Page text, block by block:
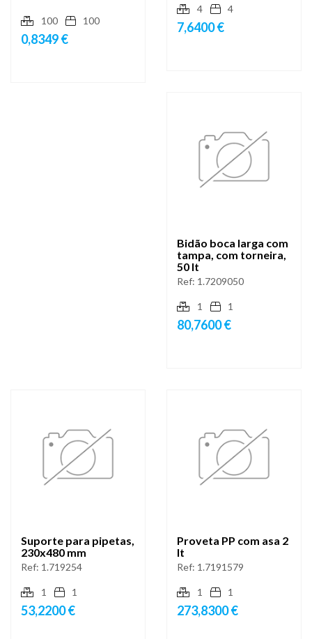
100 100
0,8349 €
4 4
7,6400 €
Bidão boca larga com
tampa, com torneira,
50 lt
Ref: 1.7209050
1 1
80,7600 €
Suporte para pipetas,
230x480 mm
Ref: 1.719254
1 1
53,2200 €
Proveta PP com asa 2
lt
Ref: 1.7191579
1 1
273,8300 €